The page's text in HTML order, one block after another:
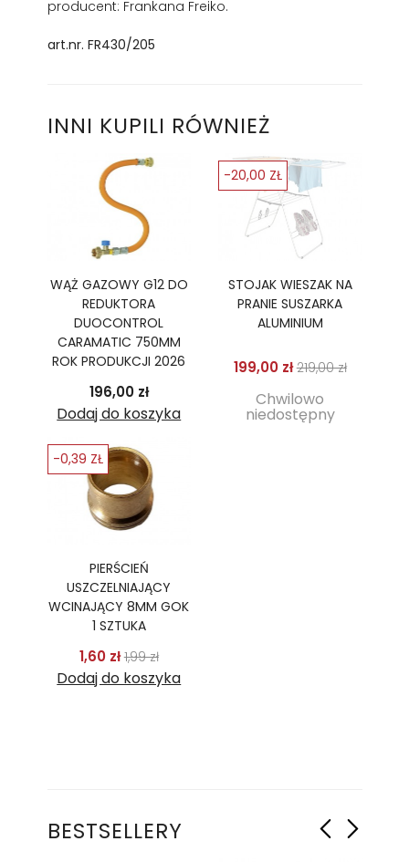
producent: Frankana Freiko.
art.nr. FR430/205
INNI KUPILI RÓWNIEŻ
WĄŻ GAZOWY G12 DO
REDUKTORA
DUOCONTROL
CARAMATIC 750MM
ROK PRODUKCJI 2026
196,00 złCena
Dodaj do koszyka
STOJAK WIESZAK NA
PRANIE SUSZARKA
ALUMINIUM
199,00 złCena
219,00 złCena
Chwilowo
niedostępny
-20,00 ZŁ
PIERŚCIEŃ
USZCZELNIAJĄCY
WCINAJĄCY 8MM GOK
1 SZTUKA
1,60 złCena podstawowa
1,99 złCena
Dodaj do koszyka
-0,39 ZŁ
BESTSELLERY